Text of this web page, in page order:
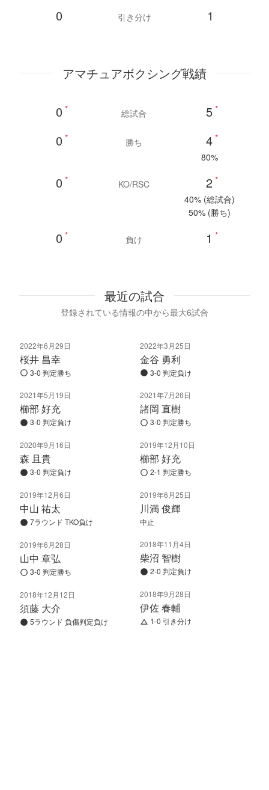
0 引き分け 1
アマチュアボクシング戦績
0 * 総試合 5 *
0 * 勝ち 4 *
80%
0 * KO/RSC 2 *
40% (総試合)
50% (勝ち)
0 * 負け 1 *
最近の試合
登録されている情報の中から最大6試合
2022年6月29日
桜井 昌幸
3-0 判定勝ち
2021年5月19日
櫛部 好充
3-0 判定負け
2020年9月16日
森 且貴
3-0 判定負け
2019年12月6日
中山 祐太
7ラウンド TKO負け
2019年6月28日
山中 章弘
3-0 判定勝ち
2018年12月12日
須藤 大介
5ラウンド 負傷判定負け
2022年3月25日
金谷 勇利
3-0 判定負け
2021年7月26日
諸岡 直樹
3-0 判定勝ち
2019年12月10日
櫛部 好充
2-1 判定勝ち
2019年6月25日
川満 俊輝
中止
2018年11月4日
柴沼 智樹
2-0 判定負け
2018年9月28日
伊佐 春輔
1-0 引き分け